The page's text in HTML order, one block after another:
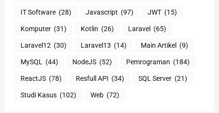
IT Software (28) Javascript (97) JWT (15)
Komputer (31) Kotlin (26) Laravel (65)
Laravel12 (30) Laravel13 (14) Main Artikel (9)
MySQL (44) NodeJS (52) Pemrograman (184)
ReactJS (78) Resfull API (34) SQL Server (21)
Studi Kasus (102) Web (72)